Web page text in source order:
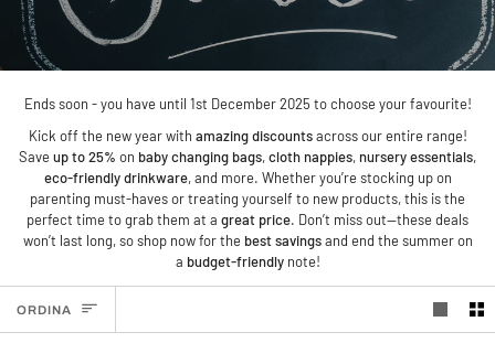
Ends soon - you have until 1st December 2025 to choose your favourite!
Kick off the new year with amazing discountsacross our entire range!
Saveup to 25% on baby changing bags,cloth nappies, nursery essentials,
eco-friendly drinkware, and more. Whether you’re stocking up on
parenting must-haves or treating yourself to new products, this is the
perfect time to grab them at a great price. Don’t miss out—these deals
won’t last long, so shop now for the best savingsand end the summer on
a budget-friendlynote!
ORDINA
ORDINA